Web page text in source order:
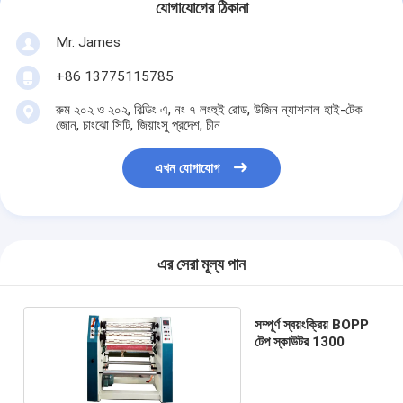
যোগাযোগের ঠিকানা
Mr. James
+86 13775115785
রুম ২০২ ও ২০২, বিল্ডিং এ, নং ৭ লংহুই রোড, উজিন ন্যাশনাল হাই-টেক
জোন, চাংঝো সিটি, জিয়াংসু প্রদেশ, চীন
এখন যোগাযোগ
এর সেরা মূল্য পান
সম্পূর্ণ স্বয়ংক্রিয় BOPP
টেপ স্কাউটর 1300